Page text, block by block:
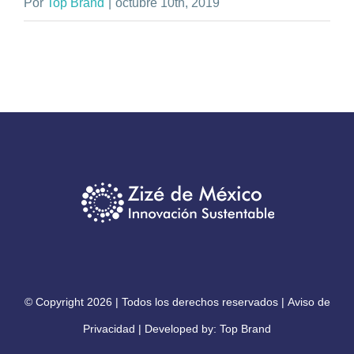
Por Top Brand octubre 10th, 2019
© Copyright 2026 | Todos los derechos reservados | Aviso de
Privacidad | Developed by: Top Brand